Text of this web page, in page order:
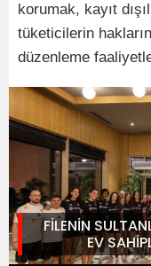
korumak, kayıt
tüketicilerin
düzenleme
FİLENİN
EV